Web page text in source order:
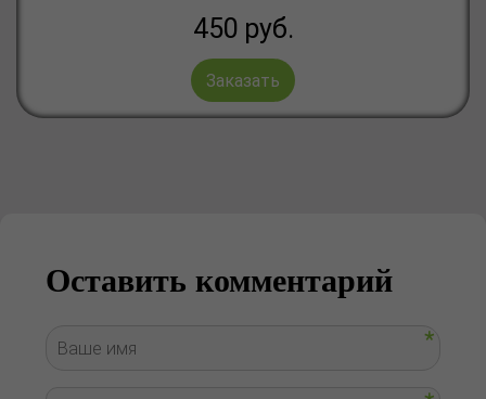
450 руб.
Заказать
Оставить комментарий